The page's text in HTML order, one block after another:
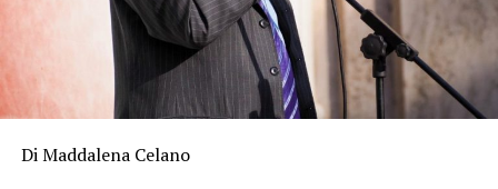
Di Maddalena Celano